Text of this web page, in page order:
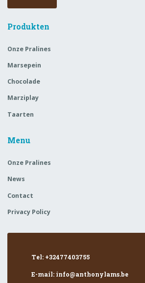
Produkten
Onze Pralines
Marsepein
Chocolade
Marziplay
Taarten
Menu
Onze Pralines
News
Contact
Privacy Policy
Tel: +32477403755
E-mail: info@anthonylams.be